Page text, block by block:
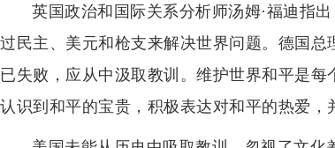
英国政治和国际关系分析师汤姆·福迪指
过民主、美元和枪支来解决世界问题。德国
已失败，应从中汲取教训。维护世界和平是
认识到和平的宝贵，积极表达对和平的热爱，